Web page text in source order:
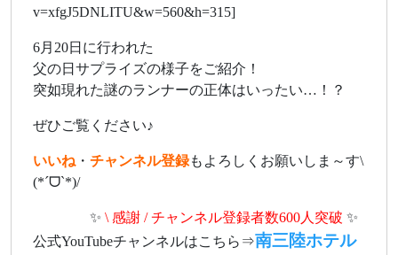
v=xfgJ5DNLITU&w=560&h=315]
6月20日に行われた
父の日サプライズの様子をご紹介！
突如現れた謎のランナーの正体はいったい…！？
ぜひご覧ください♪
いいね ・ チャンネル登録もよろしくお願いしま～す\
(*ˊᗜˋ*)/
✨ \ 感謝 / チャンネル登録者数600人突破 ✨
公式YouTubeチャンネルはこちら⇒南三陸ホテル